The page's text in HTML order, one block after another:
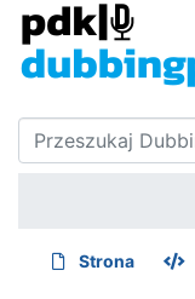
Strona